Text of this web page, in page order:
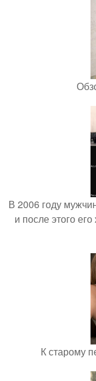
В 2006 году
и после этого
К старому